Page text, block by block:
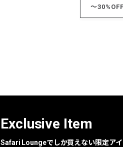
～30%OFF
Exclusive Item
Safari Loungeでしか買えない限定アイ